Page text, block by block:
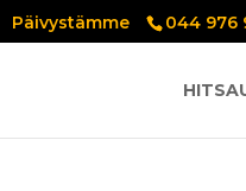
Päivystämme 044 976